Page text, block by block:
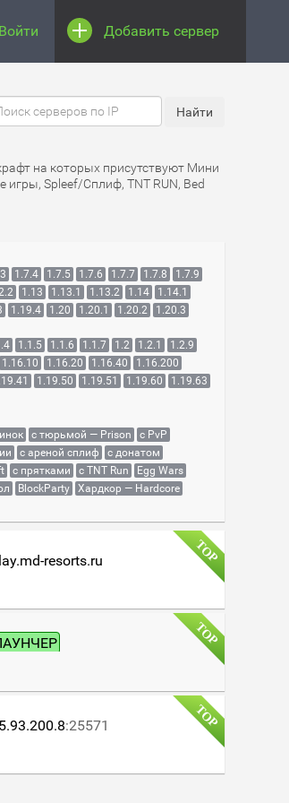
Войти Добавить сервер
на которых присутствуют Мини
игры, Spleef/Сплиф, TNT RUN, Bed
1.7.4 1.7.5 1.7.6 1.7.7 1.7.8
1.7.9
1.13 1.13.1 1.13.2 1.14
1.14.1
1.19.4 1.20 1.20.1 1.20.2
1.20.3
1.1.5 1.1.6 1.1.7 1.2 1.2.1
1.2.9
1.16.10 1.16.20 1.16.40
1.16.200
1.19.50 1.19.51 1.19.60
1.19.63
с тюрьмой — Prison
с PvP
с ареной сплиф
с донатом
с прятками с TNT Run
Egg Wars
BlockParty
Хардкор — Hardcore
resorts.ru
:25571